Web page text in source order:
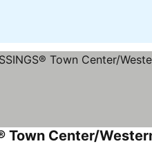
Town Center/